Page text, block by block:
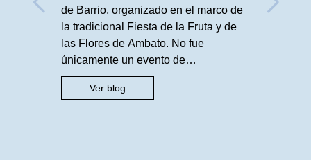
de Barrio, organizado en el marco de
la tradicional Fiesta de la Fruta y de
las Flores de Ambato. No fue
únicamente un evento de
entretenimiento, fue una propuesta
concreta y articulada para devolver al
Ver blog